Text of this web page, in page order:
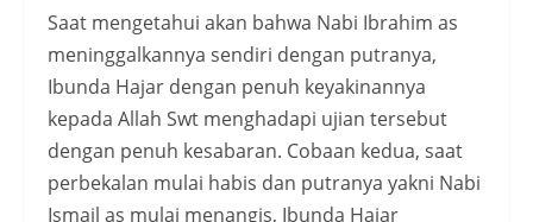
Saat mengetahui akan bahwa Nabi Ibrahim as
meninggalkannya sendiri dengan putranya,
Ibunda Hajar dengan penuh keyakinannya
kepada Allah Swt menghadapi ujian tersebut
dengan penuh kesabaran. Cobaan kedua, saat
perbekalan mulai habis dan putranya yakni Nabi
Ismail as mulai menangis, Ibunda Hajar